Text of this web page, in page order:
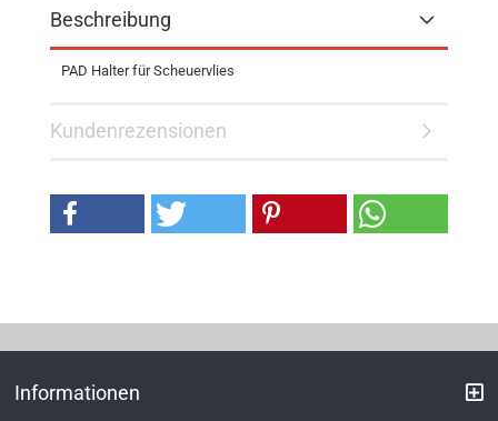
Beschreibung
PAD Halter für Scheuervlies
Kundenrezensionen
Informationen